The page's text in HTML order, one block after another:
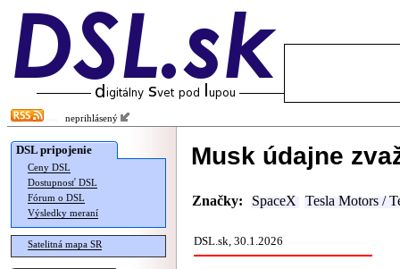
neprihlásený
DSL pripojenie
Ceny DSL
Dostupnosť DSL
Fórum o DSL
Výsledky meraní
Satelitná mapa SR
Musk údajne
Značky: SpaceX Tesla Motors /
DSL.sk, 30.1.2026